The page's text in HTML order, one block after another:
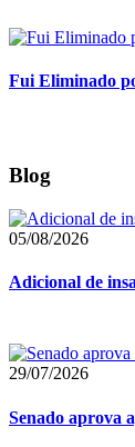
Fui Eliminado
Blog
05/08/2026
Adicional de
29/07/2026
Senado aprova